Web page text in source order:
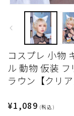
ダ
メ
デ
ィ
ア
開
コスプレ 小物
ル 動物 仮装
ラウン【クリア
通
¥1,089 (税込)